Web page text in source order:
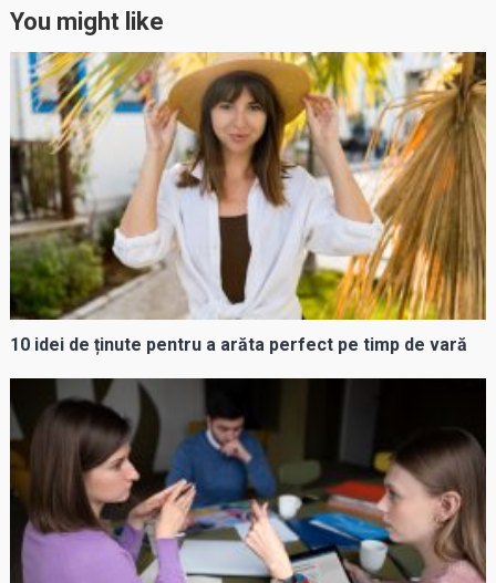
You might like
10 idei de ținute pentru a arăta perfect pe timp de vară